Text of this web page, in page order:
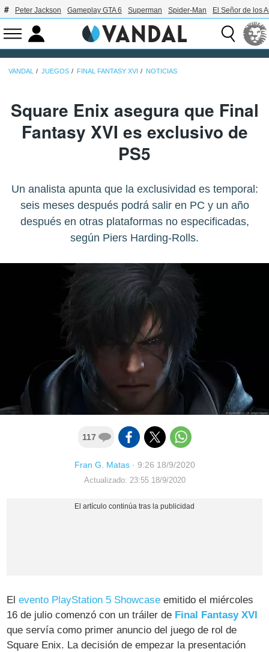
Peter Jackson Gameplay GTA 6 Superman Spider-Man El Señor de los
VANDAL JUEGOS FINAL FANTASY XVI NOTICIAS
Square Enix asegura que Final
Fantasy XVI es exclusivo de
PS5
Un analista apunta que la exclusividad es temporal:
seis meses después podrá salir en PC y un año
después en otras plataformas no especificadas,
según Piers Harding-Rolls.
117
Fran G. Matas· 9:26 18/9/2020
Actualizado: 23:55 18/9/2020
Elevento PlayStation 5 Showcase emitido el miércoles
16 de julio comenzó con un tráiler de Final Fantasy XVI
que servía como primer anuncio del juego de rol de
Square Enix. La decisión de empezar la presentación